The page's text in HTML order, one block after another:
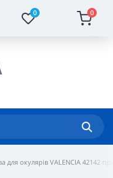
0 0
для окулярів VALENCIA 42142